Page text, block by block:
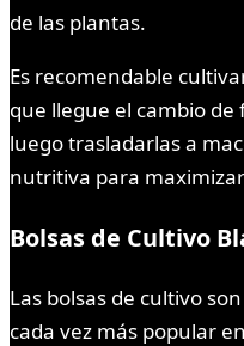
de las plantas.
Es recomendable
que llegue el cambio
luego trasladarlas a
nutritiva para
Bolsas de Cultivo
Las bolsas de cultivo
cada vez más popular